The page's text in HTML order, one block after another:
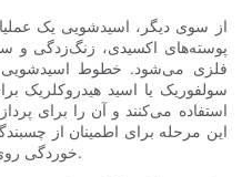
از سوی دیگر، اسیدشویی یک
پوسته‌های اکسیدی، زنگ‌زدگی و
فلزی می‌شود. خطوط اسیدشویی
سولفوریک یا اسید هیدروکلریک
استفاده می‌کنند و آن را برای
این مرحله برای اطمینان از
خوردگی روی محصولات فلزی بسیار مهم است.